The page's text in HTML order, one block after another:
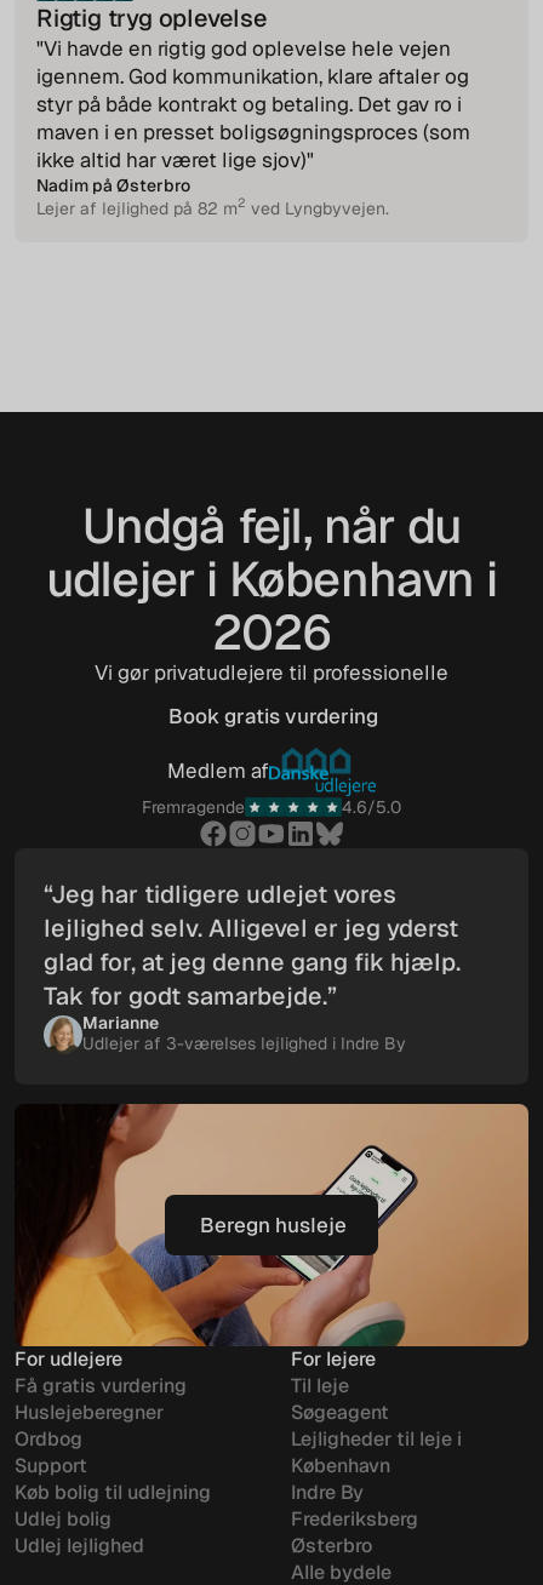
Rigtig tryg oplevelse
"Vi havde en rigtig god oplevelse hele vejen
igennem. God kommunikation, klare aftaler og
styr på både kontrakt og betaling. Det gav ro i
maven i en presset boligsøgningsproces (som
ikke altid har været lige sjov)"
Nadim på Østerbro
Lejer af lejlighed på 82 m2 ved Lyngbyvejen.
Undgå fejl, når du
udlejer i København i
2026
Vi gør privatudlejere til professionelle
Book gratis vurdering
Book gratis vurdering
Medlem af
Fremragende 4.6/5.0
“Jeg har tidligere udlejet vores
lejlighed selv. Alligevel er jeg yderst
glad for, at jeg denne gang fik hjælp.
Tak for godt samarbejde.”
Marianne
Udlejer af 3-værelses lejlighed i Indre By
Beregn husleje
Beregn husleje
For udlejere
Få gratis vurdering
Huslejeberegner
Ordbog
Support
Køb bolig til udlejning
Udlej bolig
Udlej lejlighed
For lejere
Til leje
Søgeagent
Lejligheder til leje i
København
Indre By
Frederiksberg
Østerbro
Alle bydele